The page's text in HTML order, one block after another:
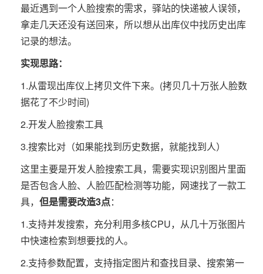
最近遇到一个人脸搜索的需求，驿站的快递被人误领，
拿走几天还没有送回来，所以想从出库仪中找历史出库
记录的想法。
实现思路：
1.从雷现出库仪上拷贝文件下来。(拷贝几十万张人脸数
据花了不少时间)
2.开发人脸搜索工具
3.搜索比对（如果能找到历史数据，就能找到人）
这里主要是开发人脸搜索工具，需要实现识别图片里面
是否包含人脸、人脸匹配检测等功能，网速找了一款工
具， 但是需要改造3点：
1.支持并发搜索，充分利用多核CPU，从几十万张图片
中快速检索到想要找的人。
2.支持参数配置，支持指定图片和查找目录、搜索第一